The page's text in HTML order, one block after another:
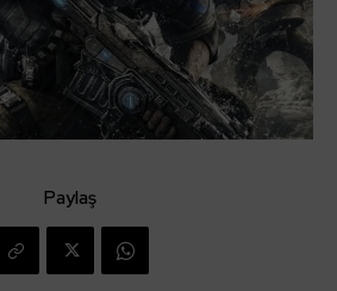
Paylaş